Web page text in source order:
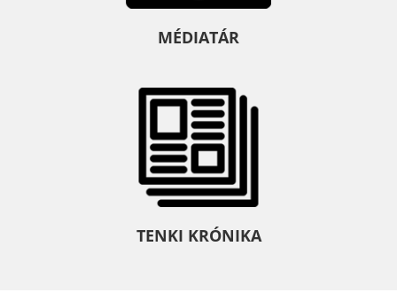
MÉDIATÁR
TENKI KRÓNIKA